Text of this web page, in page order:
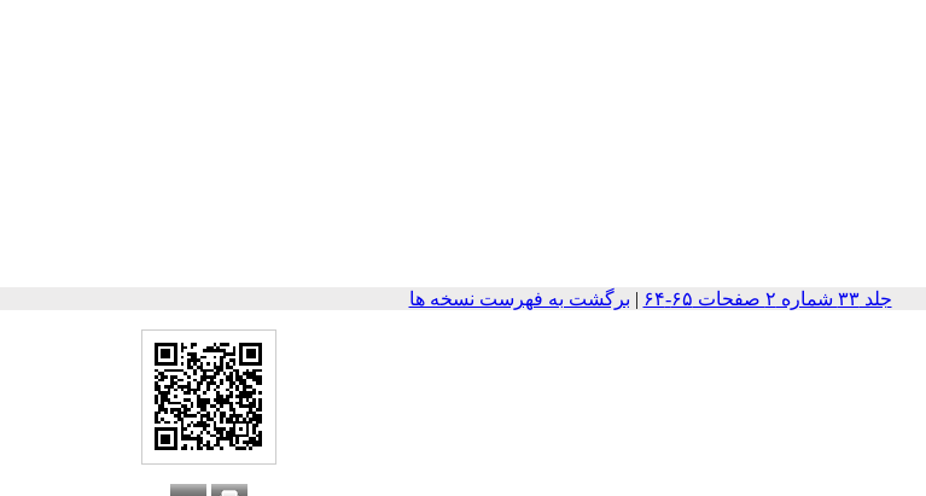
جلد ۳۳ شماره ۲ صفحات ۶۵-۶۴ | برگشت به فهرست نسخه ها